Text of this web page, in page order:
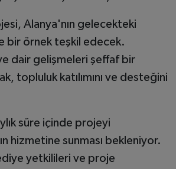
Alanya'nın gelecekteki
bir örnek teşkil edecek.
dair gelişmeleri şeffaf bir
topluluk katılımını ve desteğini
süre içinde projeyi
hizmetine sunması bekleniyor.
yetkilileri ve proje